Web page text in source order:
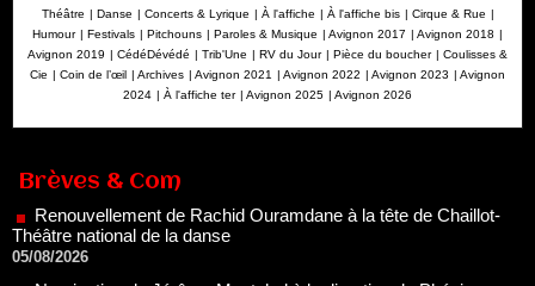
Théâtre | Danse | Concerts & Lyrique | À l'affiche | À l'affiche bis | Cirque & Rue |
Humour | Festivals | Pitchouns | Paroles & Musique | Avignon 2017 | Avignon 2018 |
Avignon 2019 | CédéDévédé | Trib'Une | RV du Jour | Pièce du boucher | Coulisses &
Cie | Coin de l’œil | Archives | Avignon 2021 | Avignon 2022 | Avignon 2023 | Avignon
2024 | À l'affiche ter | Avignon 2025 | Avignon 2026
Brèves & Com
Renouvellement de Rachid Ouramdane à la tête de Chaillot-
05/08/2026
Scène nationale de Valenciennes Métropole
22/07/2026